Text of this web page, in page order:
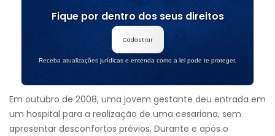
Fique por dentro dos seus direitos
Cadastrar
Receba atualizações jurídicas e entenda como a lei pode te proteger.
Em outubro de 2008, uma jovem gestante deu entrada em
um hospital para a realização de uma cesariana, sem
apresentar desconfortos prévios. Durante e após o